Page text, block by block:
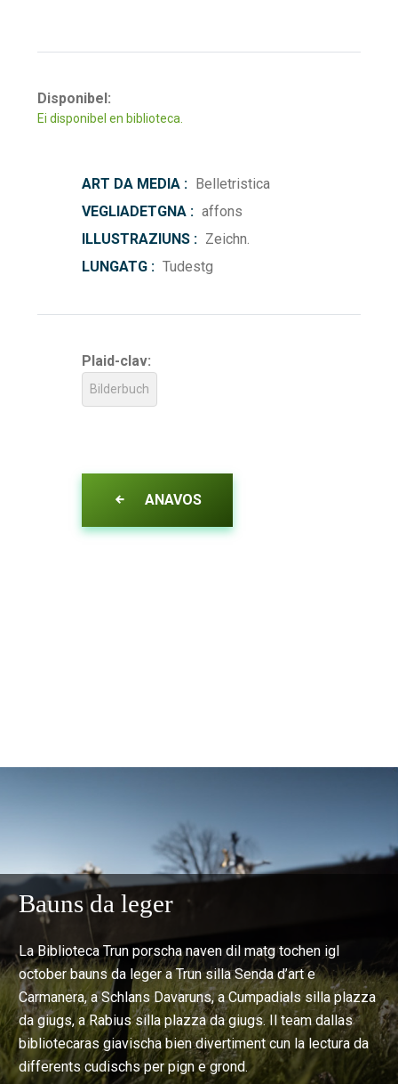
Disponibel:
Ei disponibel en biblioteca.
ART DA MEDIA : Belletristica
VEGLIADETGNA : affons
ILLUSTRAZIUNS : Zeichn.
LUNGATG : Tudestg
Plaid-clav:
Bilderbuch
ANAVOS
Bauns da leger
La Biblioteca Trun porscha naven dil matg tochen igl
october bauns da leger a Trun silla Senda d’art e
Carmanera, a Schlans Davaruns, a Cumpadials silla plazza
da giugs, a Rabius silla plazza da giugs. Il team dallas
bibliotecaras giavischa bien divertiment cun la lectura da
differents cudischs per pign e grond.